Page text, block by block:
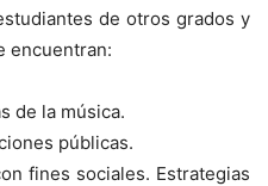
de otros grados y
encuentran:
de la música.
públicas.
fines sociales. Estrategias